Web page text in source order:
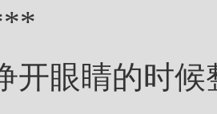
开眼睛的时